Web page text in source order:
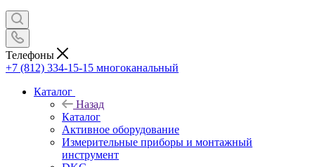
Телефоны
+7 (812) 334-15-15 многоканальный
Каталог
Назад
Каталог
Активное оборудование
Измерительные приборы и монтажный
инструмент